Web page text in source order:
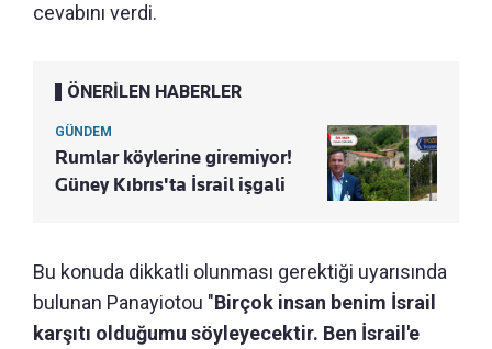
cevabını verdi.
ÖNERİLEN HABERLER
GÜNDEM
Rumlar köylerine giremiyor!
Güney Kıbrıs'ta İsrail işgali
Bu konuda dikkatli olunması gerektiği uyarısında
bulunan Panayiotou "Birçok insan benim İsrail
karşıtı olduğumu söyleyecektir. Ben İsrail'e